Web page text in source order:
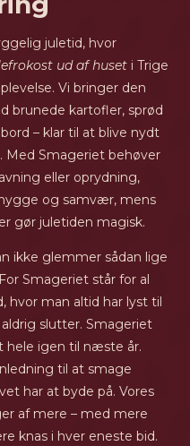
juletid, hvor
ud af huset i Trige
Vi bringer den
brunede kartofler, sprød
– klar til at blive nydt
Med Smageriet behøver
eller oprydning,
og samvær, mens
gør juletiden magisk.
ikke glemmer sådan lige
Smageriet står for al
hvor man altid har lyst til
slutter. Smageriet
hele igen til næste år.
til at smage
har at byde på. Vores
af mere – med mere
knas i hver eneste bid.